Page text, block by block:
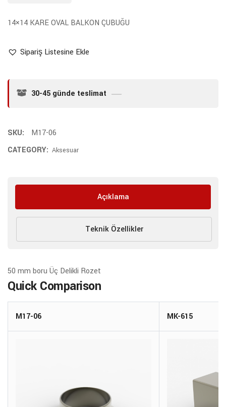
14×14 KARE OVAL BALKON ÇUBUĞU
Sipariş Listesine Ekle
30-45 günde teslimat
SKU:
M17-06
CATEGORY: Aksesuar
Açıklama
Teknik Özellikler
50 mm boru Üç Delikli Rozet
Quick Comparison
M17-06 MK-615